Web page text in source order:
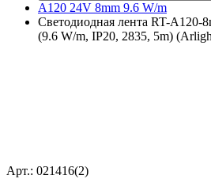
A120 24V 8mm 9.6 W/m
Светодиодная лента RT-A120-
(9.6 W/m, IP20, 2835, 5m)
Арт.: 021416(2)